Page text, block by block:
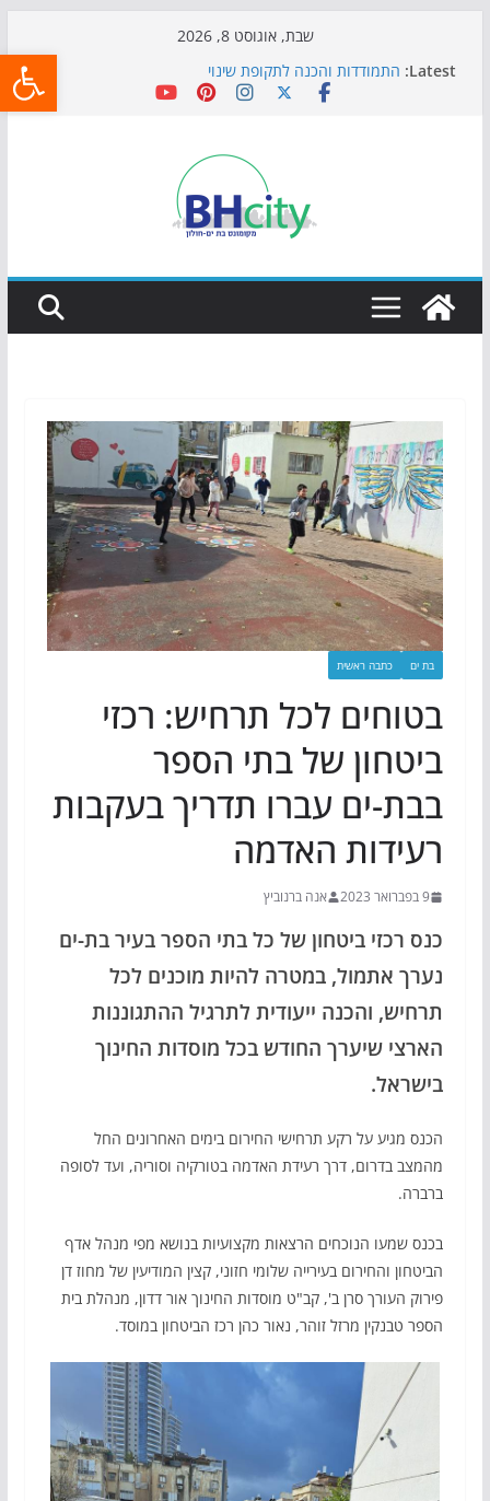
שבת, אוגוסט 8, 2026
Latest: התמודדות והכנה לתקופת שינוי
אי ההרפתקאות ממשיך לכבוש את הגינות: מאות משפחות
כדורגל באווירה מיוחדת: הקרנת גמר המונדיאל בטרמינל
הקיץ של בני הנוער בבת־ים: חוף הריביירה הופך למרחב
בטוח בשעות הערב
בת ים כתבה ראשית
בטוחים לכל תרחיש: רכזי
ביטחון של בתי הספר
בבת-ים עברו תדריך בעקבות
רעידות האדמה
9 בפברואר 2023 אנה ברנוביץ
כנס רכזי ביטחון של כל בתי הספר בעיר בת-ים
נערך אתמול, במטרה להיות מוכנים לכל
תרחיש, והכנה ייעודית לתרגיל ההתגוננות
הארצי שיערך החודש בכל מוסדות החינוך
בישראל.
הכנס מגיע על רקע תרחישי החירום בימים האחרונים החל
מהמצב בדרום, דרך רעידת האדמה בטורקיה וסוריה, ועד לסופה
ברברה.
בכנס שמעו הנוכחים הרצאות מקצועיות בנושא מפי מנהל אדף
הביטחון והחירום בעירייה שלומי חזוני, קצין המודיעין של מחוז דן
פירוק העורך סרן ב', קב"ט מוסדות החינוך אור דדון, מנהלת בית
הספר טבנקין מרזל זוהר, נאור כהן רכז הביטחון במוסד.